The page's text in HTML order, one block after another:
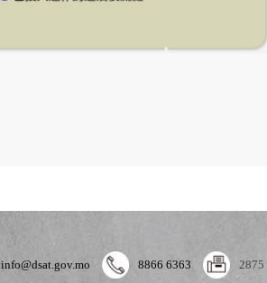
info@dsat.gov.mo 8866 6363 2875